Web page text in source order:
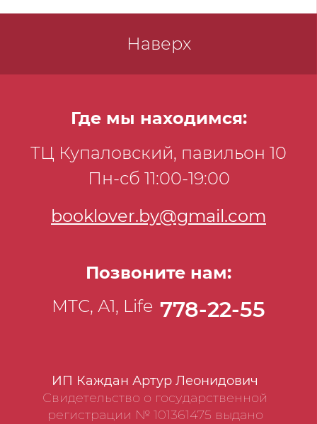
Наверх
ИП Каждан Артур Леонидович
Свидетельство о государственной
регистрации № 101361475 выдано
Где мы находимся:
ТЦ Купаловский, павильон 10
Пн-сб 11:00-19:00
booklover.by@gmail.com
Позвоните нам:
МТС, А1, Life 778-22-55